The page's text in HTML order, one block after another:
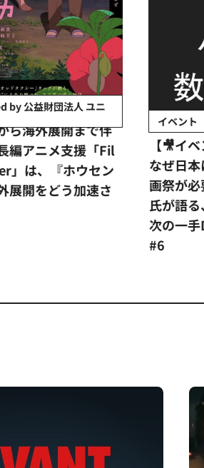
公益財団法人 ユニ
海外展開まで伴
アニメ支援「Fil
は、『ホウセン
開をどう加速さ
イベント
【🎥イベ
なぜ日本
画祭が必
氏が語る
次の一手